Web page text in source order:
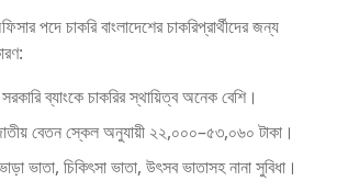
পদে চাকরি বাংলাদেশের চাকরিপ্রার্থীদের জন্য
সরকারি ব্যাংকে চাকরির স্থায়িত্ব অনেক বেশি।
বেতন স্কেল অনুযায়ী ২২,০০০–৫৩,০৬০ টাকা।
ভাতা, চিকিৎসা ভাতা, উৎসব ভাতাসহ নানা সুবিধা।